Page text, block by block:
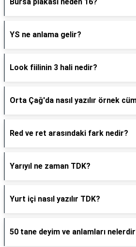
YS ne anlama gelir?
Look fiilinin 3 hali nedir?
Orta Çağ'da nasıl yazılır örnek
Red ve ret arasındaki fark nedir?
Yarıyıl ne zaman TDK?
Yurt içi nasıl yazılır TDK?
50 tane deyim ve anlamları